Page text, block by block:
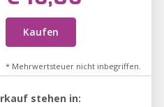
Kaufen
* Mehrwertsteuer nicht inbegriffen.
stehen in: